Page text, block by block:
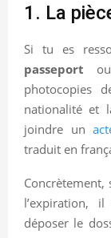
1. La
Si tu es
passeport
photocopies
nationalité et
joindre un
traduit en
Concrètement,
l’expiration,
déposer le